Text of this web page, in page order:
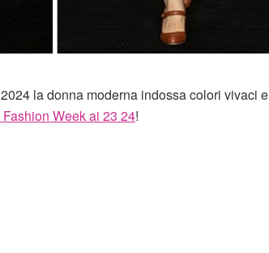
la donna moderna indossa colori vivaci e
Week ai 23 24!